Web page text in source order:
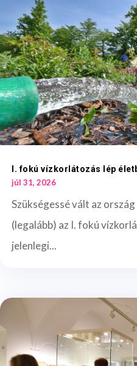
I. fokú vízkorlátozás lép
júl 31, 2026
Szükségessé vált az
(legalább) az I. fokú
jelenlegi...